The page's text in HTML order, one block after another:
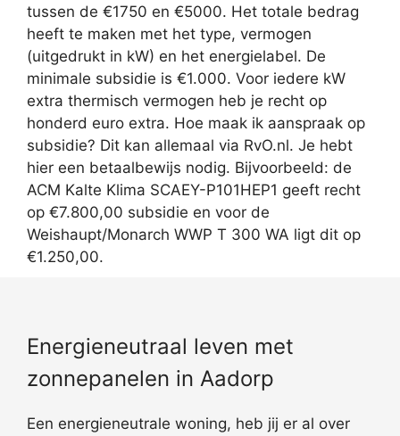
tussen de €1750 en €5000. Het totale bedrag
heeft te maken met het type, vermogen
(uitgedrukt in kW) en het energielabel. De
minimale subsidie is €1.000. Voor iedere kW
extra thermisch vermogen heb je recht op
honderd euro extra. Hoe maak ik aanspraak op
subsidie? Dit kan allemaal via RvO.nl. Je hebt
hier een betaalbewijs nodig. Bijvoorbeeld: de
ACM Kalte Klima SCAEY-P101HEP1 geeft recht
op €7.800,00 subsidie en voor de
Weishaupt/Monarch WWP T 300 WA ligt dit op
€1.250,00.
Energieneutraal leven met
zonnepanelen in Aadorp
Een energieneutrale woning, heb jij er al over